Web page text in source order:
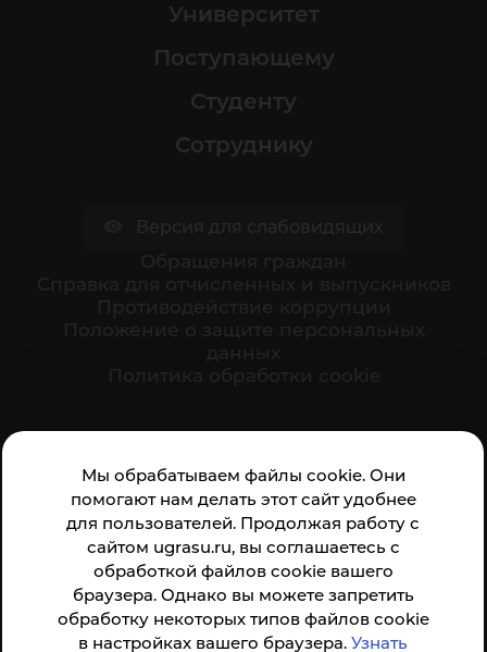
Мы обрабатываем файлы cookie. Они
помогают нам делать этот сайт удобнее
для пользователей. Продолжая работу с
сайтом ugrasu.ru, вы соглашаетесь с
обработкой файлов cookie вашего
браузера. Однако вы можете запретить
обработку некоторых типов файлов cookie
в настройках вашего браузера.Узнать
Университет
Поступающему
Студенту
Сотруднику
организации:
Анкета доступна по QR-коду, а так же по прямой